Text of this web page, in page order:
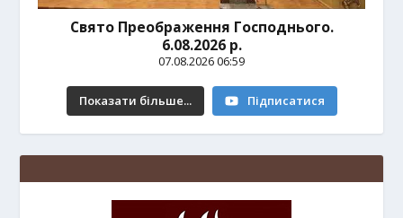
Свято Преображення Господнього.
6.08.2026 р.
07.08.2026 06:59
Показати більше... Підписатися